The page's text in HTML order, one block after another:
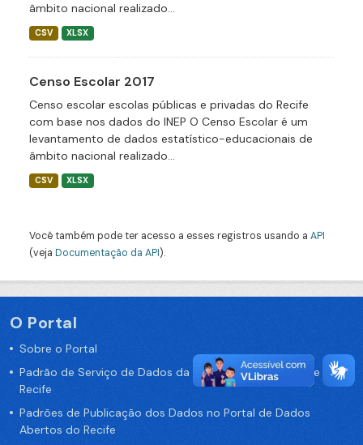
âmbito nacional realizado...
CSV XLSX
Censo Escolar 2017
Censo escolar escolas públicas e privadas do Recife
com base nos dados do INEP O Censo Escolar é um
levantamento de dados estatístico-educacionais de
âmbito nacional realizado...
CSV XLSX
Você também pode ter acesso a esses registros usando a API
(veja Documentação da API).
O Portal
Sobre o Portal
Padrão de Serviço de Dados da Prefeitura da Cidade de
Recife
Padrões de Publicação dos Dados no Portal de Dados
Abertos do Recife